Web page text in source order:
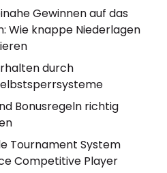
Gewinnen auf das
Wie knappe Niederlagen
durch
Bonusregeln richtig
Tournament System
Competitive Player